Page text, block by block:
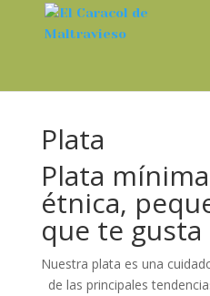
Plata
Plata
étnica,
que te
Nuestra plata es una
de las principales